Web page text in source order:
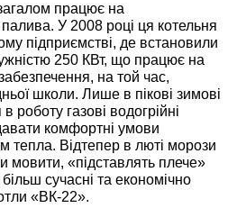
працює на
У 2008 році ця котельня
підприємстві, де встановили
250 КВт, що працює на
на той час,
школи. Лише в пікові зимові
роботу газові водогрійні
комфортні умови
тепла. Відтепер в люті морози
мовити, «підставлять плече»
більш сучасні та економічно
«ВК-22».